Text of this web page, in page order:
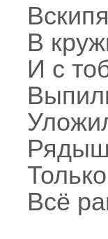
В
И с
Всё